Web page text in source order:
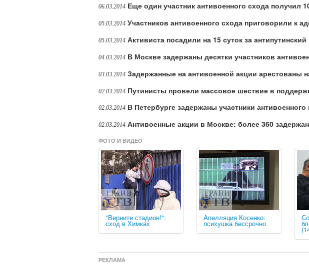
06.03.2014 Еще один участник антивоенного схода получил
05.03.2014 Участников антивоенного схода приговорили к
05.03.2014 Активиста посадили на 15 суток за
04.03.2014 В Москве задержаны десятки участников
03.03.2014 Задержанные на антивоенной акции арестованы
02.03.2014 Путинисты провели массовое шествие в
02.03.2014 В Петербурге задержаны участники
02.03.2014 Антивоенные акции в Москве: более 360
ФОТО И ВИДЕО
"Верните стадион!":
сход в Химках
Апелляция Косенко:
психушка бессрочно
РЕКЛАМА